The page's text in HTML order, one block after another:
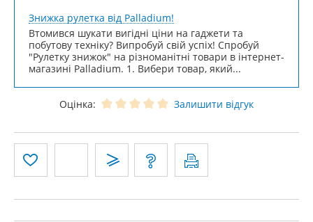
Знижка рулетка від Palladium!
Втомився шукати вигідні ціни на гаджети та
побутову техніку? Випробуй свій успіх! Спробуй
"Рулетку знижок" на різноманітні товари в інтернет-
магазині Palladium. 1. Вибери товар, який...
Оцінка: Залишити відгук